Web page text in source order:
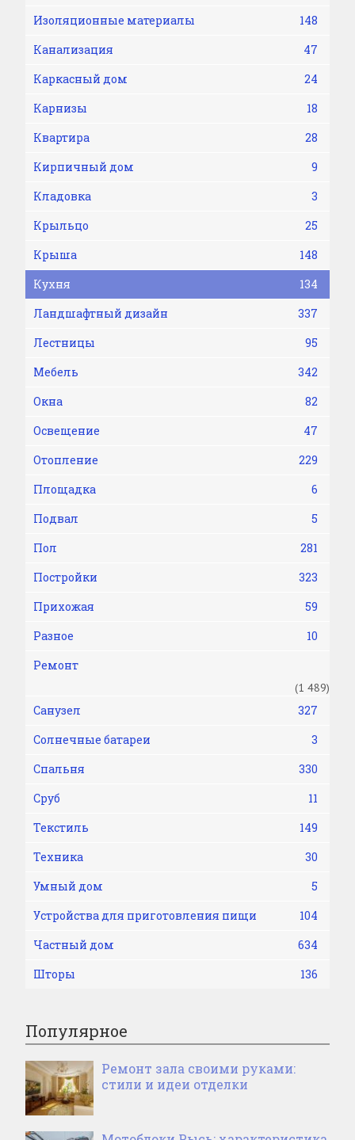
Изоляционные материалы
148
Канализация
47
Каркасный дом
24
Карнизы
18
Квартира
28
Кирпичный дом
9
Кладовка
3
Крыльцо
25
Крыша
148
Кухня
134
Ландшафтный дизайн
337
Лестницы
95
Мебель
342
Окна
82
Освещение
47
Отопление
229
Площадка
6
Подвал
5
Пол
281
Постройки
323
Прихожая
59
Разное
10
Ремонт
(1 489)
Санузел
327
Солнечные батареи
3
Спальня
330
Сруб
11
Текстиль
149
Техника
30
Умный дом
5
Устройства для приготовления пищи
104
Частный дом
634
Шторы
136
Популярное
Ремонт зала своими руками:
стили и идеи отделки